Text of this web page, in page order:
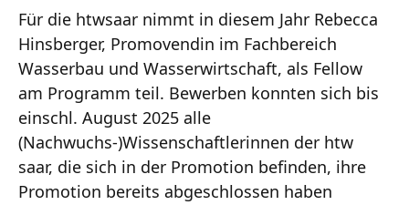
Für die htwsaar nimmt in diesem Jahr Rebecca
Hinsberger, Promovendin im Fachbereich
Wasserbau und Wasserwirtschaft, als Fellow
am Programm teil. Bewerben konnten sich bis
einschl. August 2025 alle
(Nachwuchs-)Wissenschaftlerinnen der htw
saar, die sich in der Promotion befinden, ihre
Promotion bereits abgeschlossen haben